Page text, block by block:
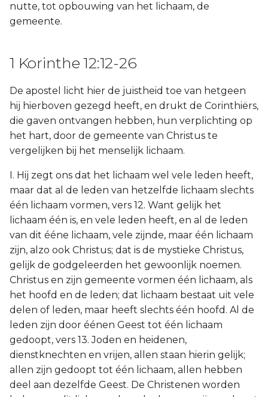
nutte, tot opbouwing van het lichaam, de
gemeente.
1 Korinthe 12:12-26
De apostel licht hier de juistheid toe van hetgeen
hij hierboven gezegd heeft, en drukt de Corinthiërs,
die gaven ontvangen hebben, hun verplichting op
het hart, door de gemeente van Christus te
vergelijken bij het menselijk lichaam.
I. Hij zegt ons dat het lichaam wel vele leden heeft,
maar dat al de leden van hetzelfde lichaam slechts
één lichaam vormen, vers 12. Want gelijk het
lichaam één is, en vele leden heeft, en al de leden
van dit ééne lichaam, vele zijnde, maar één lichaam
zijn, alzo ook Christus; dat is de mystieke Christus,
gelijk de godgeleerden het gewoonlijk noemen.
Christus en zijn gemeente vormen één lichaam, als
het hoofd en de leden; dat lichaam bestaat uit vele
delen of leden, maar heeft slechts één hoofd. Al de
leden zijn door éénen Geest tot één lichaam
gedoopt, vers 13. Joden en heidenen,
dienstknechten en vrijen, allen staan hierin gelijk;
allen zijn gedoopt tot één lichaam, allen hebben
deel aan dezelfde Geest. De Christenen worden